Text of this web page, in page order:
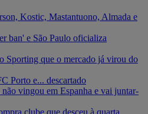
Kostic, Mastantuono, Almada e
ban' e São Paulo oficializa
Sporting que o mercado já virou do
Porto e... descartado
vingou em Espanha e vai juntar-
clube que desceu à quarta